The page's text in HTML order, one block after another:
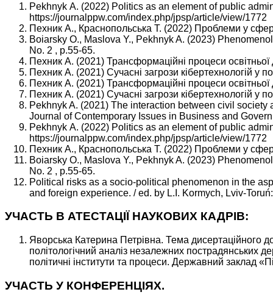
Pekhnyk А. (2022) Politics as an element of public
https://journalppw.com/index.php/jpsp/article/view/1772
Пехник А., Краснопольська Т. (2022) Проблеми у
Boiarsky O., Maslova Y., Pekhnyk A. (2023)
No. 2 , p.55-65.
Пехник А. (2021) Трансформаційні процеси
Пехник А. (2021) Сучасні загрози кібертехнологій у
Пехник А. (2021) Трансформаційні процеси
Пехник А. (2021) Сучасні загрози кібертехнологій у
Pekhnyk A. (2021) The interaction between civil
Journal of Contemporary Issues in Business and
Pekhnyk А. (2022) Politics as an element of public
https://journalppw.com/index.php/jpsp/article/view/1772
Пехник А., Краснопольська Т. (2022) Проблеми у
Boiarsky O., Maslova Y., Pekhnyk A. (2023)
No. 2 , p.55-65.
Political risks as a socio-political phenomenon in the
and foreign experience. / ed. by L.I. Kormych, Lviv-
УЧАСТЬ В АТЕСТАЦІЇ НАУКОВИХ КАДРІВ:
Яворська Катерина Петрівна. Тема дисертаційного
політологічний аналіз незалежних пострадянських
політичні інститути та процеси. Державний заклад
УЧАСТЬ У КОНФЕРЕНЦІЯХ.